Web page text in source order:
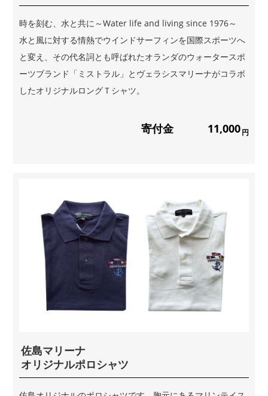
時を刻む、水と共に～Water life and living since 1976～
水と風に対する情熱でウインドサーフィンを国際スポーツへ
と変え、その代名詞とも呼ばれたオランダのウォータースポ
ーツブランド「ミストラル」とヴェラシスマリーナがコラボ
したオリジナルロングＴシャツ。
寄付金 11,000円
佐島マリーナ
オリジナルポロシャツ